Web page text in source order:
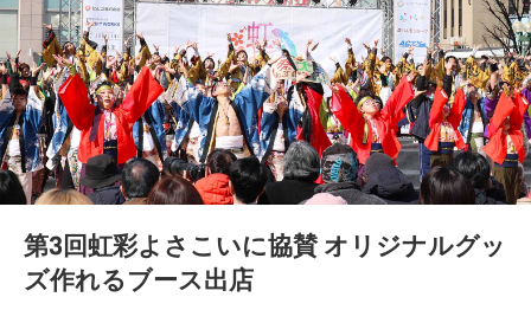
第3回虹彩よさこいに協賛 オリジナルグッ
ズ作れるブース出店